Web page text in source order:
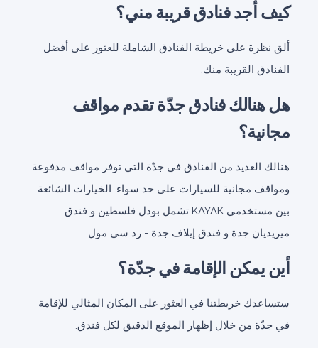
كيف أجد فنادق قريبة مني؟
ألق نظرة على خريطة الفنادق الشاملة للعثور على أفضل
الفنادق القريبة منك.
هل هنالك فنادق جدّة تقدم مواقف
مجانية؟
هنالك العديد من الفنادق في جدّة التي توفر مواقف مدفوعة
ومواقف مجانية للسيارات على حد سواء. الخيارات الشائعة
بين مستخدمي KAYAK تشمل بودل فلسطين و فندق
ميريديان جدة و فندق إيلاف جدة - رد سي مول.
أين يمكن الإقامة في جدّة؟
ستساعدك خريطتنا في العثور على المكان المثالي للإقامة
في جدّة من خلال إظهار الموقع الدقيق لكل فندق.